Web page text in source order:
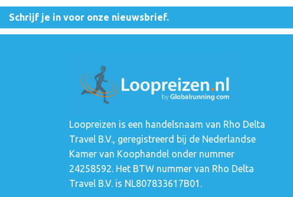
Schrijf je in voor onze nieuwsbrief.
Loopreizen is een handelsnaam van Rho Delta
Travel B.V., geregistreerd bij de Nederlandse
Kamer van Koophandel onder nummer
24258592. Het BTW nummer van Rho Delta
Travel B.V. is NL807833617B01.